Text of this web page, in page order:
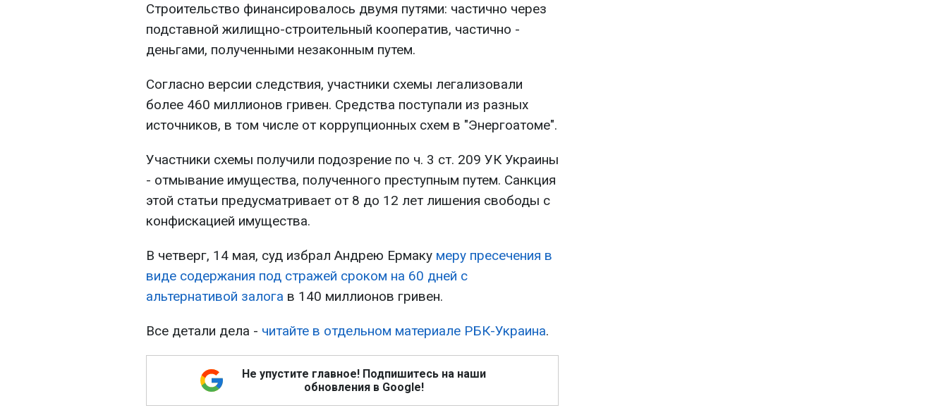
Строительство финансировалось двумя путями: частично через
подставной жилищно-строительный кооператив, частично -
деньгами, полученными незаконным путем.
Согласно версии следствия, участники схемы легализовали
более 460 миллионов гривен. Средства поступали из разных
источников, в том числе от коррупционных схем в "Энергоатоме".
Участники схемы получили подозрение по ч. 3 ст. 209 УК Украины
- отмывание имущества, полученного преступным путем. Санкция
этой статьи предусматривает от 8 до 12 лет лишения свободы с
конфискацией имущества.
В четверг, 14 мая, суд избрал Андрею Ермаку меру пресечения в
виде содержания под стражей сроком на 60 дней с
альтернативой залога в 140 миллионов гривен.
Все детали дела - читайте в отдельном материале РБК-Украина.
Не упустите главное! Подпишитесь на наши
обновления в Google!